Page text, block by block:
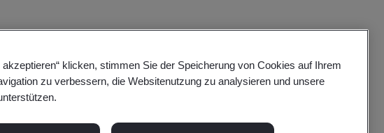
klicken, stimmen Sie der Speicherung von Cookies auf Ihrem
zu verbessern, die Websitenutzung zu analysieren und unsere